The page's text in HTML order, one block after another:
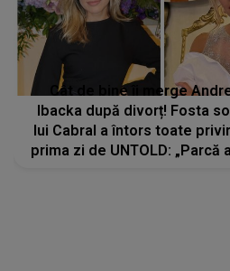
Cât de bine îi merge
Ibacka după divorț! Fosta
lui Cabral a întors toate
prima zi de UNTOLD: „Parcă